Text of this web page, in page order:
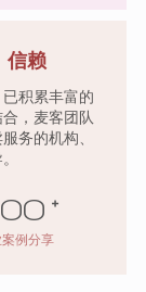
信赖
积累丰富的
，麦客团队
务的机构、
+
例分享